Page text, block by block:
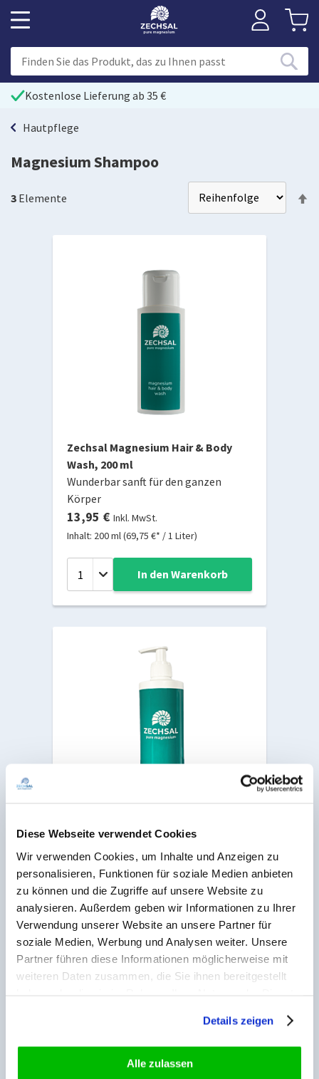
Diese Webseite verwendet Cookies
Wir verwenden Cookies, um Inhalte und Anzeigen zu
personalisieren, Funktionen für soziale Medien anbieten
zu können und die Zugriffe auf unsere Website zu
analysieren. Außerdem geben wir Informationen zu Ihrer
Verwendung unserer Website an unsere Partner für
soziale Medien, Werbung und Analysen weiter. Unsere
Partner führen diese Informationen möglicherweise mit
weiteren Daten zusammen, die Sie ihnen bereitgestellt
Details zeigen
Alle zulassen
Kostenlose Lieferung ab 35 €
Hautpflege
Magnesium Shampoo
3 Elemente
Zechsal Magnesium Hair & Body
Wash, 200 ml
Wunderbar sanft für den ganzen
Körper
13,95 € Inkl. MwSt.
Inhalt: 200 ml (69,75 €* / 1 Liter)
In den Warenkorb
Zechsal Magnesium Hair & Body
wash, 500 ml
In einer praktischen Pumpflasche
27,95 € Inkl. MwSt.
Inhalt: 500 ml (55,90 €* / 1 Liter)
In den Warenkorb